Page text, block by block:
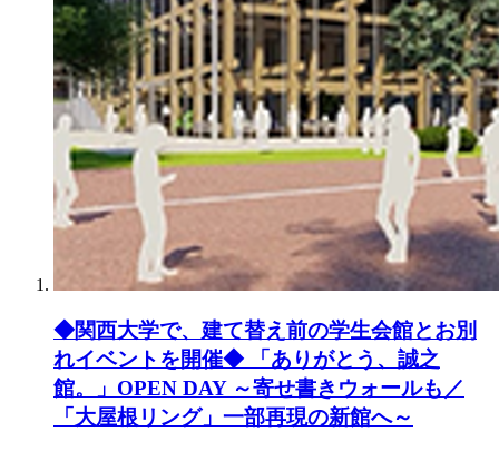
◆関西大学で、建て替え前の学生会館とお別
れイベントを開催◆ 「ありがとう、誠之
館。」OPEN DAY ～寄せ書きウォールも／
「大屋根リング」一部再現の新館へ～